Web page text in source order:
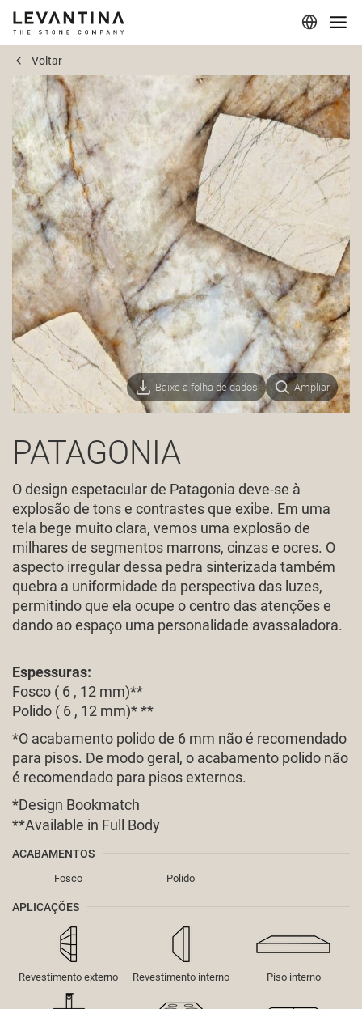
Corporativo
Materiais
Projetos
Aplicações
Profissionais
Voltar
Baixe a folha de dados Ampliar
PATAGONIA
O design espetacular de Patagonia deve-se à
explosão de tons e contrastes que exibe. Em uma
tela bege muito clara, vemos uma explosão de
milhares de segmentos marrons, cinzas e ocres. O
aspecto irregular dessa pedra sinterizada também
quebra a uniformidade da perspectiva das luzes,
permitindo que ela ocupe o centro das atenções e
dando ao espaço uma personalidade avassaladora.
Espessuras:
Fosco ( 6 , 12 mm)**
Polido ( 6 , 12 mm)* **
*O acabamento polido de 6 mm não é recomendado
para pisos. De modo geral, o acabamento polido não
é recomendado para pisos externos.
*Design Bookmatch
**Available in Full Body
ACABAMENTOS
Fosco Polido
APLICAÇÕES
Revestimento externo Revestimento interno Piso interno